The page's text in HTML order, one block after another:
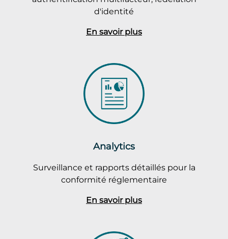
d'identité
En savoir plus
Analytics
Surveillance et rapports détaillés pour la
conformité réglementaire
En savoir plus